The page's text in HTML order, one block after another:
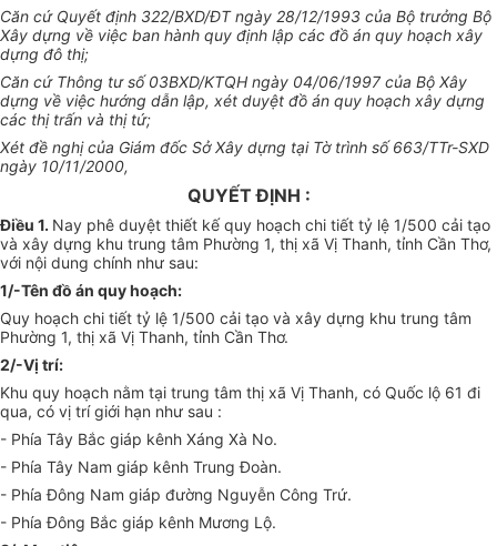
Căn cứ Quyết định 322/BXD/ĐT ngày 28/12/1993 của Bộ trưởng Bộ
Xây dựng về việc ban hành quy định lập các đồ án quy hoạch xây
dựng đô thị;
Căn cứ Thông tư số 03BXD/KTQH ngày 04/06/1997 của Bộ Xây
dựng về việc hướng dẫn lập, xét duyệt đồ án quy hoạch xây dựng
các thị trấn và thị tứ;
Xét đề nghị của Giám đốc Sở Xây dựng tại Tờ trình số 663/TTr-SXD
ngày 10/11/2000,
QUYẾT ĐỊNH :
Điều 1. Nay phê duyệt thiết kế quy hoạch chi tiết tỷ lệ 1/500 cải tạo
và xây dựng khu trung tâm Phường 1, thị xã Vị Thanh, tỉnh Cần Thơ,
với nội dung chính như sau:
1/-Tên đồ án quy hoạch:
Quy hoạch chi tiết tỷ lệ 1/500 cải tạo và xây dựng khu trung tâm
Phường 1, thị xã Vị Thanh, tỉnh Cần Thơ.
2/-Vị trí:
Khu quy hoạch nằm tại trung tâm thị xã Vị Thanh, có Quốc lộ 61 đi
qua, có vị trí giới hạn như sau :
- Phía Tây Bắc giáp kênh Xáng Xà No.
- Phía Tây Nam giáp kênh Trung Đoàn.
- Phía Đông Nam giáp đường Nguyễn Công Trứ.
- Phía Đông Bắc giáp kênh Mương Lộ.